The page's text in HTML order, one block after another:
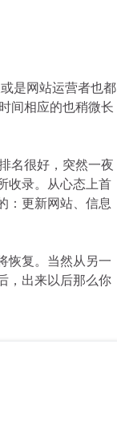
是网站运营者也都
间相应的也稍微长
名很好，突然一夜
收录。从心态上首
：更新网站、信息
恢复。当然从另一
，出来以后那么你